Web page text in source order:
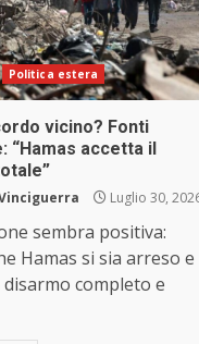
Politica estera
vicino? Fonti
“Hamas accetta il
Luglio 30,
sembra positiva:
Hamas si sia arreso e
completo e